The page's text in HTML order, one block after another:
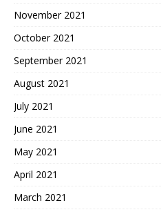
November 2021
October 2021
September 2021
August 2021
July 2021
June 2021
May 2021
April 2021
March 2021